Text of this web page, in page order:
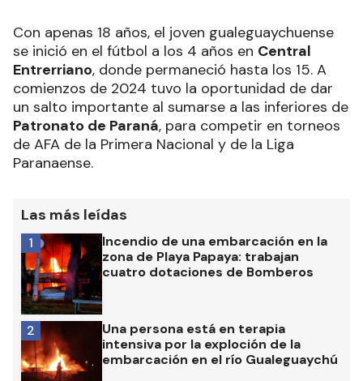
Con apenas 18 años, el joven gualeguaychuense
se inició en el fútbol a los 4 años en Central
Entrerriano, donde permaneció hasta los 15. A
comienzos de 2024 tuvo la oportunidad de dar
un salto importante al sumarse a las inferiores de
Patronato de Paraná, para competir en torneos
de AFA de la Primera Nacional y de la Liga
Paranaense.
Las más leídas
Incendio de una embarcación en la
zona de Playa Papaya: trabajan
cuatro dotaciones de Bomberos
1
Una persona está en terapia
intensiva por la exploción de la
embarcación en el río Gualeguaychú
2